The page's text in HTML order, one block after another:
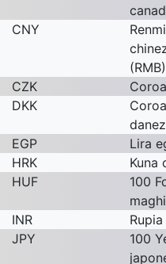
CNY
(RMB)
CZK
DKK
EGP Lira
HRK
Kuna
HUF
100
INR
JPY
100